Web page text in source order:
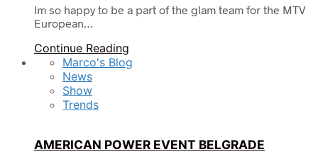
Im so happy to be a part of the glam team for the MTV
European…
Continue Reading
Marco's Blog
News
Show
Trends
AMERICAN POWER EVENT BELGRADE